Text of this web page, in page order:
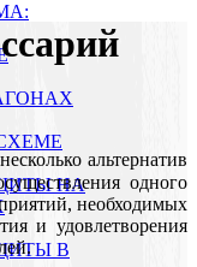
НА
В
альтернатив
одного
необходимых
и удовлетворения